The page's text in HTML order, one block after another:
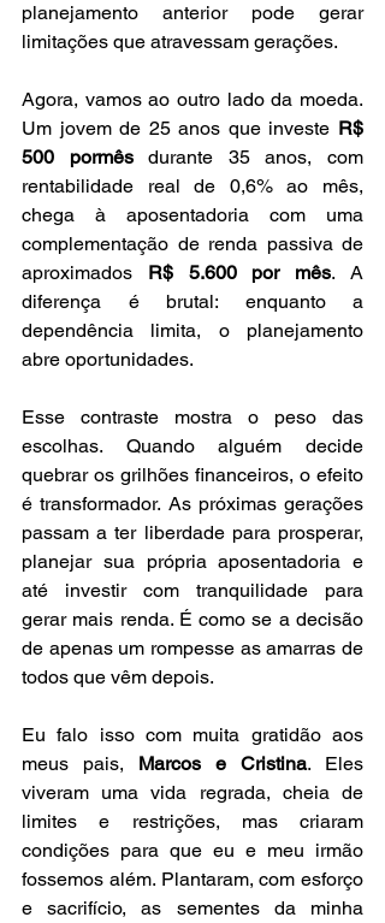
planejamento anterior pode gerar
limitações que atravessam gerações.
Agora, vamos ao outro lado da moeda.
Um jovem de 25 anos que investe R$
500 pormês durante 35 anos, com
rentabilidade real de 0,6% ao mês,
chega à aposentadoria com uma
complementação de renda passiva de
aproximados R$ 5.600 por mês. A
diferença é brutal: enquanto a
dependência limita, o planejamento
abre oportunidades.
Esse contraste mostra o peso das
escolhas. Quando alguém decide
quebrar os grilhões financeiros, o efeito
é transformador. As próximas gerações
passam a ter liberdade para prosperar,
planejar sua própria aposentadoria e
até investir com tranquilidade para
gerar mais renda. É como se a decisão
de apenas um rompesse as amarras de
todos que vêm depois.
Eu falo isso com muita gratidão aos
meus pais, Marcos e Cristina. Eles
viveram uma vida regrada, cheia de
limites e restrições, mas criaram
condições para que eu e meu irmão
fossemos além. Plantaram, com esforço
e sacrifício, as sementes da minha